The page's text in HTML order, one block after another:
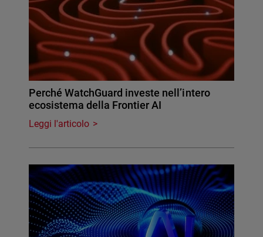
Perché WatchGuard investe nell’intero
ecosistema della Frontier AI
Leggi l'articolo